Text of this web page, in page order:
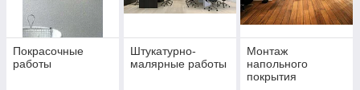
Покрасочные
работы
Штукатурно-
малярные работы
Монтаж
напольного
покрытия